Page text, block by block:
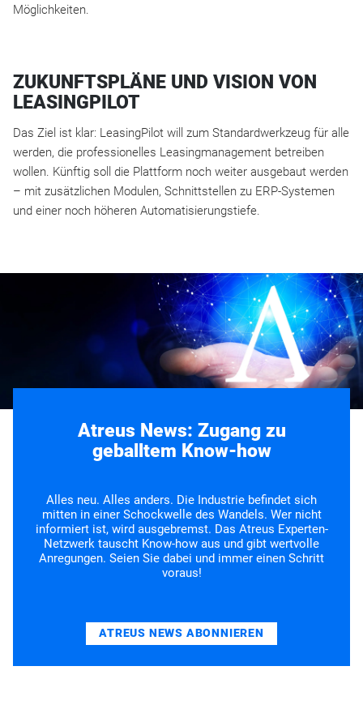
Möglichkeiten.
ZUKUNFTSPLÄNE UND VISION VON
LEASINGPILOT
Das Ziel ist klar: LeasingPilot will zum Standardwerkzeug für alle
werden, die professionelles Leasingmanagement betreiben
wollen. Künftig soll die Plattform noch weiter ausgebaut werden
– mit zusätzlichen Modulen, Schnittstellen zu ERP-Systemen
und einer noch höheren Automatisierungstiefe.
Atreus News: Zugang zu
geballtem Know-how
Alles neu. Alles anders. Die Industrie befindet sich
mitten in einer Schockwelle des Wandels. Wer nicht
informiert ist, wird ausgebremst. Das Atreus Experten-
Netzwerk tauscht Know-how aus und gibt wertvolle
Anregungen. Seien Sie dabei und immer einen Schritt
voraus!
ATREUS NEWS ABONNIEREN